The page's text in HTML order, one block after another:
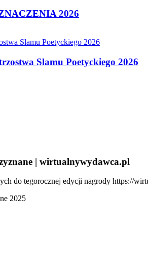
2026
Slamu Poetyckiego 2026
| wirtualnywydawca.pl
do tegorocznej edycji nagrody https://
2025